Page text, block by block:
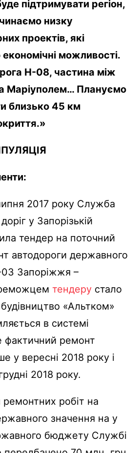
підтримувати регіон,
низку
проектів, які
економічні можливості.
Н-08, частина між
Маріуполем… Плануємо
близько 45 км
2017 року Служба
у Запорізькій
тендер на поточний
автодороги державного
Запоріжжя –
тендеру стало
«Альтком»
в системі
фактичний ремонт
у вересні 2018 року і
2018 року.
робіт на
значення на у
бюджету Службі